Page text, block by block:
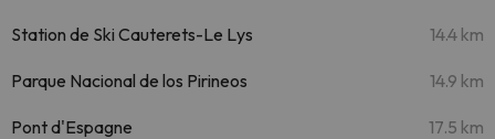
Station de Ski Cauterets-Le Lys 14.4 km
Parque Nacional de los Pirineos 14.9 km
Pont d'Espagne 17.5 km